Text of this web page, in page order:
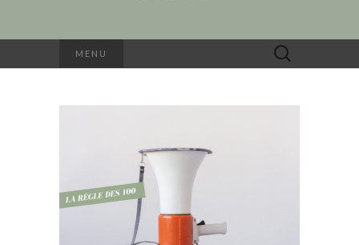
MENU Rechercher :